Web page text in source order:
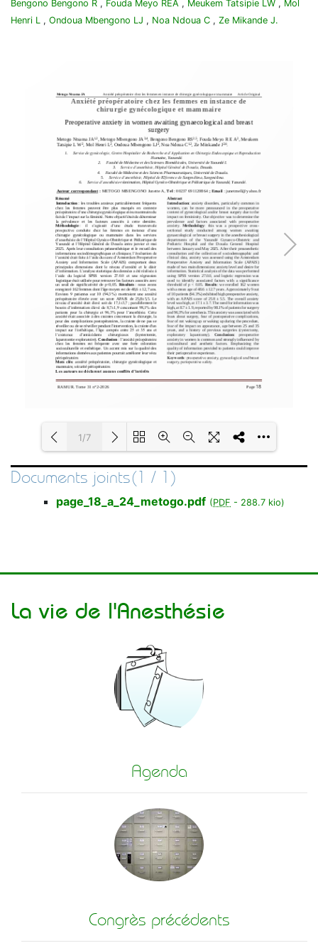
Bengono Bengono R , Fouda Meyo REA , Meukem Tatsipie LW , Mol
Henri L , Ondoua Mbengono LJ , Noa Ndoua C , Ze Mikande J.
Loading PDF 100% ...
1/7
Documents joints(1 / 1)
page_18_a_24_metogo.pdf (PDF - 288.7 kio)
La vie de l'Anesthésie
Agenda
Congrès précédents